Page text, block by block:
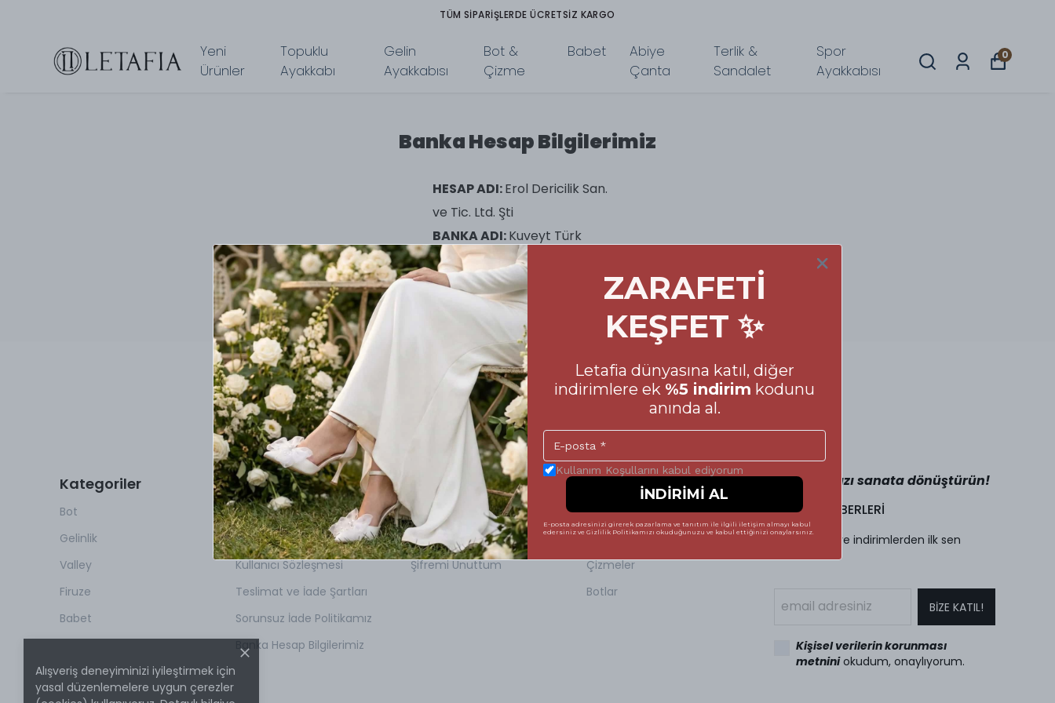
TÜM SIPARIŞLERDE ÜCRETSIZ KARGO
Yeni
Ürünler
Topuklu
Ayakkabı
Gelin
Ayakkabısı
Bot &
Çizme
Babet
Abiye
Çanta
Terlik &
Sandalet
Spor
Ayakkabısı
0
Alışveriş deneyiminizi iyileştirmek için
yasal düzenlemelere uygun çerezler
Banka Hesap Bilgilerimiz
HESAP ADI:Erol Dericilik San.
ve Tic. Ltd. Şti
BANKA ADI:Kuveyt Türk
Katılım Bankası
IBAN:TR570020500000603611900005
Kategoriler
Bot
Gelinlik
Valley
Firuze
Babet
Hakkımızda
İletişim
Gizlilik Sözleşmesi
Kullanıcı Sözleşmesi
Teslimat ve İade Şartları
Sorunsuz İade Politikamız
Banka Hesap Bilgilerimiz
Hesabım
Giriş Yap
Kayıt Ol
Şifremi Unuttum
Yeni Sezon
Topuklu Ayakkabılar
Düğün & Davet
Çizmeler
Botlar
Adımlarınızı sanata dönüştürün!
İNDİRİM HABERLERİ
Kampanya ve indirimlerden ilk sen
haberdar ol!
BİZE KATIL!
Kişisel verilerin korunması
metniniokudum, onaylıyorum.
ZARAFETİ
KEŞFET ✨
Letafia dünyasına katıl, diğer
indirimlere ek %5 indirim kodunu
anında al.
Kullanım Koşullarını kabul ediyorum
İNDİRİMİ AL
E-posta adresinizi girerek pazarlama ve tanıtım ile ilgili iletişim almayı kabul
edersiniz ve Gizlilik Politikamızı okuduğunuzu ve kabul ettiğinizi onaylarsınız.